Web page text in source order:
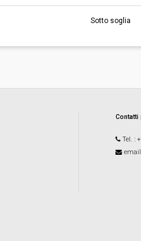
Sotto soglia
Tel. :
email